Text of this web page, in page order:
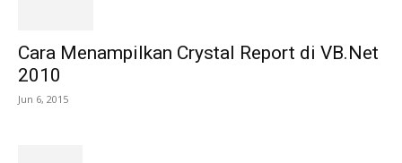
Cara Menampilkan Crystal Report di VB.Net
2010
Jun 6, 2015